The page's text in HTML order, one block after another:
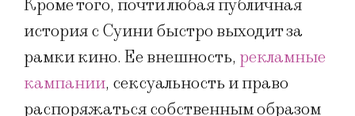
Кроме того, почти любая публичная
история с Суини быстро выходит за
рамки кино. Ее внешность, рекламные
кампании, сексуальность и право
распоряжаться собственным образом